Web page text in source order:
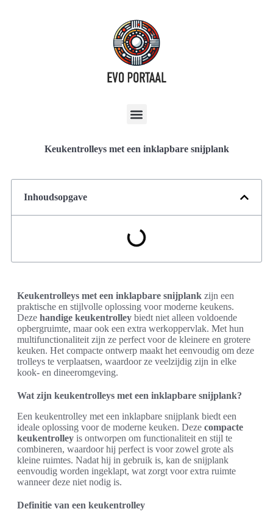
Keukentrolleys met een inklapbare snijplank
Inhoudsopgave
Keukentrolleys met een inklapbare snijplank zijn een
praktische en stijlvolle oplossing voor moderne keukens.
Deze handige keukentrolley biedt niet alleen voldoende
opbergruimte, maar ook een extra werkoppervlak. Met hun
multifunctionaliteit zijn ze perfect voor de kleinere en grotere
keuken. Het compacte ontwerp maakt het eenvoudig om deze
trolleys te verplaatsen, waardoor ze veelzijdig zijn in elke
kook- en dineeromgeving.
Wat zijn keukentrolleys met een inklapbare snijplank?
Een keukentrolley met een inklapbare snijplank biedt een
ideale oplossing voor de moderne keuken. Deze compacte
keukentrolley is ontworpen om functionaliteit en stijl te
combineren, waardoor hij perfect is voor zowel grote als
kleine ruimtes. Nadat hij in gebruik is, kan de snijplank
eenvoudig worden ingeklapt, wat zorgt voor extra ruimte
wanneer deze niet nodig is.
Definitie van een keukentrolley